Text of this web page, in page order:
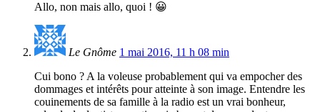
Allo, non mais allo, quoi ! 😀
Le Gnôme 1 mai 2016, 11 h 08 min
Cui bono ? A la voleuse probablement qui va empocher des
dommages et intérêts pour atteinte à son image. Entendre les
couinements de sa famille à la radio est un vrai bonheur,